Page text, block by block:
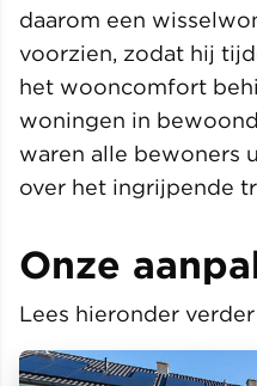
daarom een
voorzien, zodat hij
het wooncomfort
woningen in
waren alle bewoners
over het ingrijpende
Onze
Lees hieronder